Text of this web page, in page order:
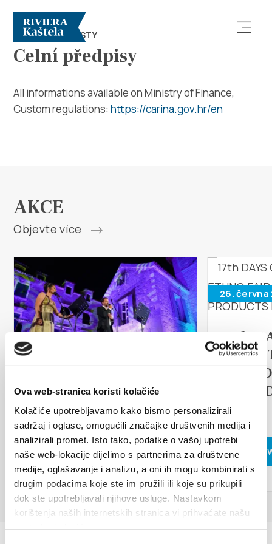
Ova web-stranica koristi kolačiće
Kolačiće upotrebljavamo kako bismo personalizirali
sadržaj i oglase, omogućili značajke društvenih medija i
analizirali promet. Isto tako, podatke o vašoj upotrebi
naše web-lokacije dijelimo s partnerima za društvene
medije, oglašavanje i analizu, a oni ih mogu kombinirati s
drugim podacima koje ste im pružili ili koje su prikupili
dok ste upotrebljavali njihove usluge. Nastavkom
korištenja naših internetskih stranica vi prihvaćate našu
Co dělat
Multimédia
Safe in Dalmatia
cs
+385 21 227 933
info@kastela-info.hr
Villa Nika, Kamberovo šetalište 30,
21216 Kaštel Stari, Hrvatska
Wskazówki
TIPY PRO TURISTY
Celní předpisy
All informations available on Ministry of Finance,
Custom regulations:https://carina.gov.hr/en
AKCE
Objevte více
Arias under the stars
CZYTAJ WIĘCEJ
26. června
17th
FAIR
CZYTAJ